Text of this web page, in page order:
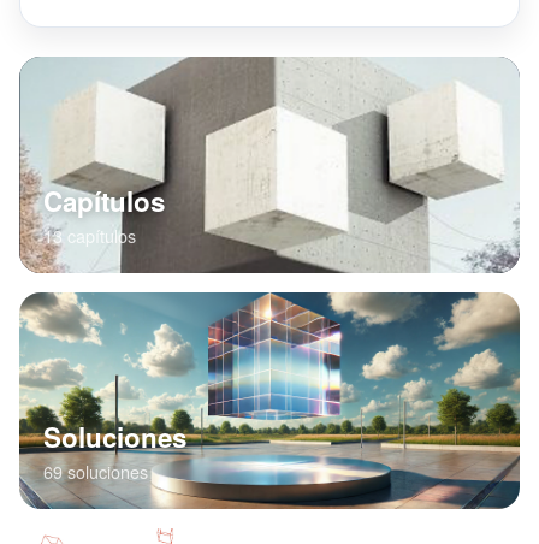
Capítulos
13 capítulos
Soluciones
69 soluciones